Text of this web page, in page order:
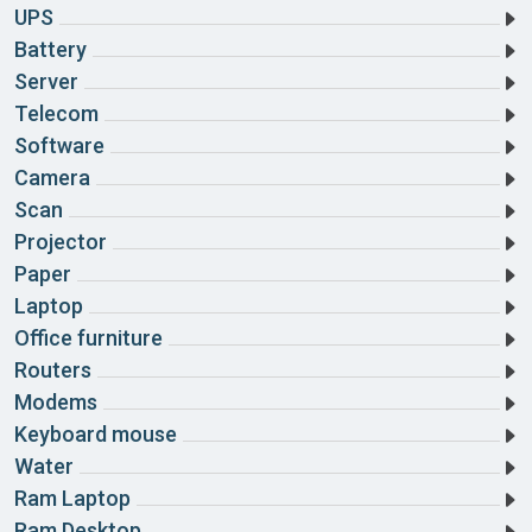
Đắk Lắk
Đắk Nông
Điện Biên
Đồng Nai
Gia Lai
Hà Giang
Hà Nam
Hà Tĩnh
Hải Dương
Hải Phòng
UPS
Battery
Server
Telecom
Software
Camera
Scan
Projector
Paper
Laptop
Office furniture
Routers
Modems
Keyboard mouse
Water
Ram Laptop